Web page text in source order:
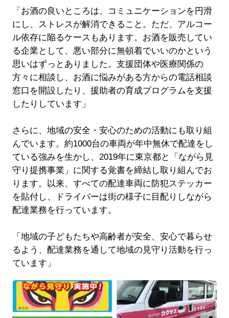
「お酒の良いところは、コミュニケーションを円滑
にし、ストレスが解消できること。ただ、アルコー
ル依存に陥るケースもあります。お酒を販売してい
る企業として、悪い部分に無頓着でいいのかという
思いはずっとありました。支援団体や医療関係の
方々に相談し、お酒に悩みがある方からの電話相談
窓口を開設したり、援助者の育成プログラムを支援
したりしています」
さらに、地域の安全・安心のための活動にも取り組
んでいます。約1000台の車両が年中無休で配達をし
ている強みを生かし、2019年に東京都と「ながら見
守り提携事業」に関する覚書を締結し取り組んでお
ります。以来、すべての配達車両に防犯ステッカー
を貼付し、ドライバーは街の様子に目配りしながら
配達業務を行っています。
「地域の子どもたちや高齢者が安全、安心で暮らせ
るよう、配達業務を通して地域の見守り活動を行っ
ています」